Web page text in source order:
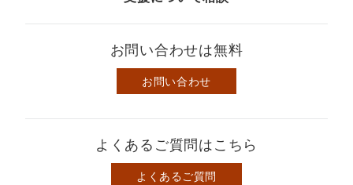
お問い合わせは無料
お問い合わせ
よくあるご質問はこちら
よくあるご質問